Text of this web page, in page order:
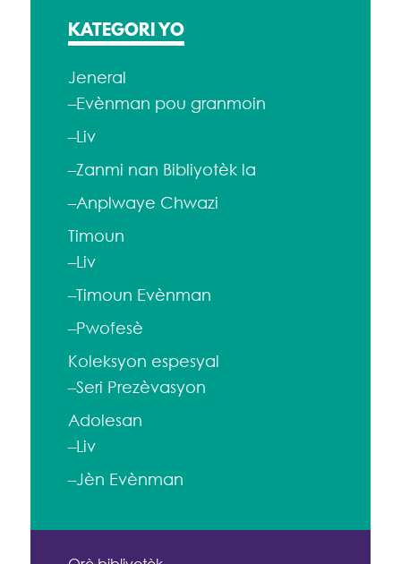
KATEGORI YO
Jeneral
–Evènman pou granmoin
–Liv
–Zanmi nan Bibliyotèk la
–Anplwaye Chwazi
Timoun
–Liv
–Timoun Evènman
–Pwofesè
Koleksyon espesyal
–Seri Prezèvasyon
Adolesan
–Liv
–Jèn Evènman